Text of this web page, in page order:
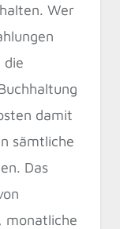
Wer
die
damit
sämtliche
Das
monatliche